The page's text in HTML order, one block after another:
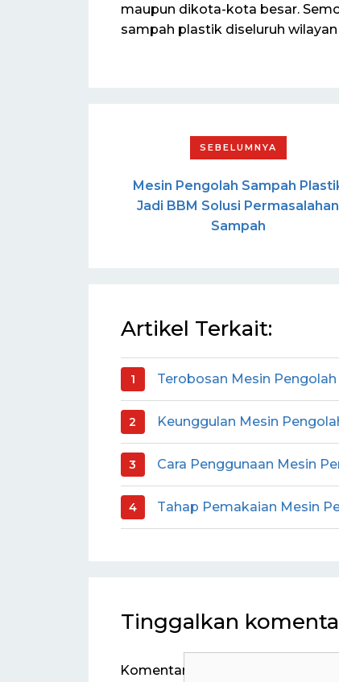
maupun dikota-kota besar.
sampah plastik diseluruh
Mesin Pengolah Sampah
Jadi BBM Solusi Permasalahan
Sampah
Artikel Terkait:
Terobosan Mesin
Keunggulan Mesin
Cara Penggunaan Mesin
Tahap Pemakaian Mesin
Tinggalkan
Komentar